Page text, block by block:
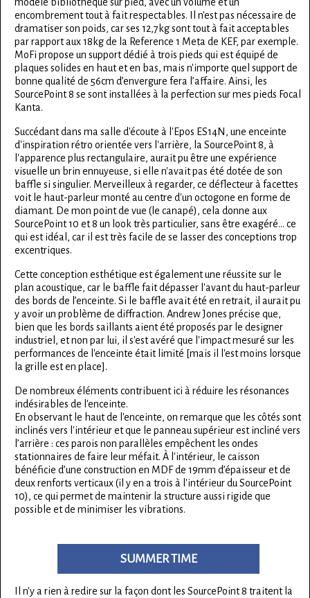
modèle bibliothèque sur pied, avec un volume et un
encombrement tout à fait respectables. Il n'est pas nécessaire de
dramatiser son poids, car ses 12,7kg sont tout à fait acceptables
par rapport aux 18kg de la Reference 1 Meta de KEF, par exemple.
MoFi propose un support dédié à trois pieds qui est équipé de
plaques solides en haut et en bas, mais n'importe quel support de
bonne qualité de 56cm d’envergure fera l’affaire. Ainsi, les
SourcePoint 8 se sont installées à la perfection sur mes pieds Focal
Kanta.
Succédant dans ma salle d'écoute à l'Epos ES14N, une enceinte
d'inspiration rétro orientée vers l'arrière, la SourcePoint 8, à
l'apparence plus rectangulaire, aurait pu être une expérience
visuelle un brin ennuyeuse, si elle n'avait pas été dotée de son
baffle si singulier. Merveilleux à regarder, ce déflecteur à facettes
voit le haut-parleur monté au centre d'un octogone en forme de
diamant. De mon point de vue (le canapé), cela donne aux
SourcePoint 10 et 8 un look très particulier, sans être exagéré... ce
qui est idéal, car il est très facile de se lasser des conceptions trop
excentriques.
Cette conception esthétique est également une réussite sur le
plan acoustique, car le baffle fait dépasser l'avant du haut-parleur
des bords de l’enceinte. Si le baffle avait été en retrait, il aurait pu
y avoir un problème de diffraction. Andrew Jones précise que,
bien que les bords saillants aient été proposés par le designer
industriel, et non par lui, il s'est avéré que l'impact mesuré sur les
performances de l'enceinte était limité [mais il l'est moins lorsque
la grille est en place].
De nombreux éléments contribuent ici à réduire les résonances
indésirables de l'enceinte.
En observant le haut de l'enceinte, on remarque que les côtés sont
inclinés vers l'intérieur et que le panneau supérieur est incliné vers
l’arrière : ces parois non parallèles empêchent les ondes
stationnaires de faire leur méfait. À l'intérieur, le caisson
bénéficie d’une construction en MDF de 19mm d’épaisseur et de
deux renforts verticaux (il y en a trois à l'intérieur du SourcePoint
10), ce qui permet de maintenir la structure aussi rigide que
possible et de minimiser les vibrations.
SUMMER TIME
Il n'y a rien à redire sur la façon dont les SourcePoint 8 traitent la